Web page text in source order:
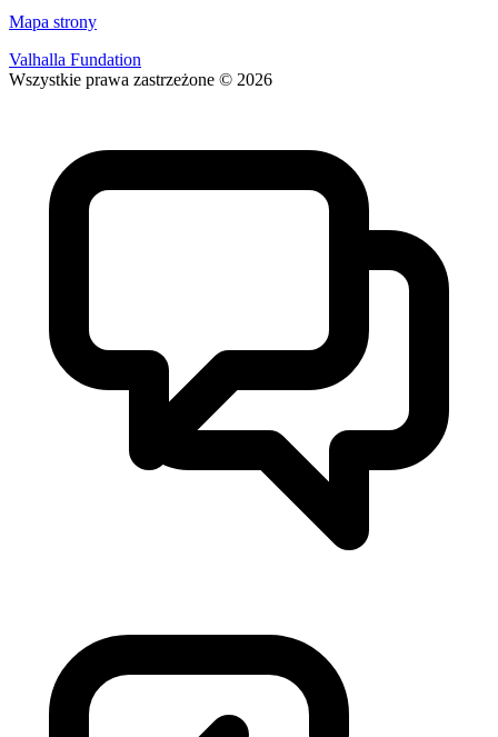
Mapa strony
Valhalla Fundation
Wszystkie prawa zastrzeżone © 2026